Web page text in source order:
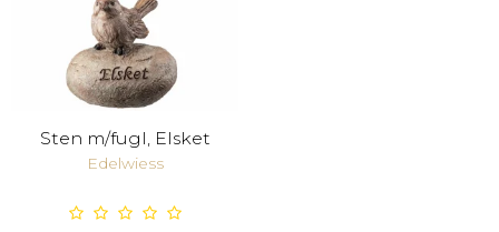
Sten m/fugl, Elsket
Edelwiess